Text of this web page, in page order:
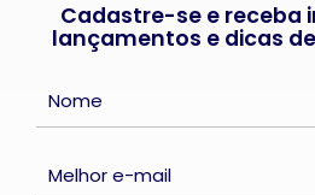
Cadastre-se e receba
lançamentos e dicas